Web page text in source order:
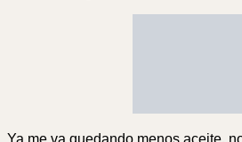
Ya me va quedando menos aceite,